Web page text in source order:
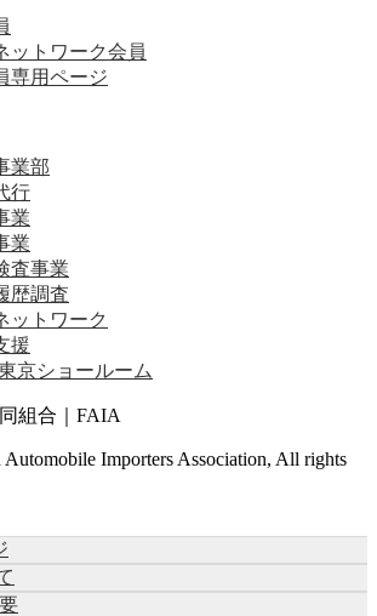
ットワーク会員
専用ページ
業部
行
業
業
査事業
歴調査
ットワーク
援
京ショールーム
組合｜FAIA
Importers Association, All rights